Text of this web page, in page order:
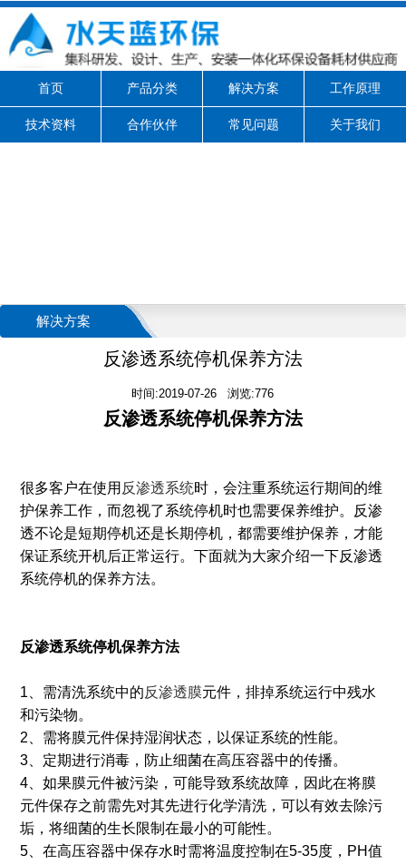
首页 产品分类 解决方案 工作原理
技术资料 合作伙伴 常见问题 关于我们
解决方案
反渗透系统停机保养方法
时间:2019-07-26 浏览:776
反渗透系统停机保养方法
很多客户在使用 反渗透系统时，会注重系统运行期间的维
护保养工作，而忽视了系统停机时也需要保养维护。反渗
透不论是短期停机还是长期停机，都需要维护保养，才能
保证系统开机后正常运行。下面就为大家介绍一下反渗透
系统停机的保养方法。
反渗透系统停机保养方法
1、需清洗系统中的反渗透膜元件，排掉系统运行中残水
和污染物。
2、需将膜元件保持湿润状态，以保证系统的性能。
3、定期进行消毒，防止细菌在高压容器中的传播。
4、如果膜元件被污染，可能导致系统故障，因此在将膜
元件保存之前需先对其先进行化学清洗，可以有效去除污
垢，将细菌的生长限制在最小的可能性。
5、在高压容器中保存水时需将温度控制在5-35度，PH值